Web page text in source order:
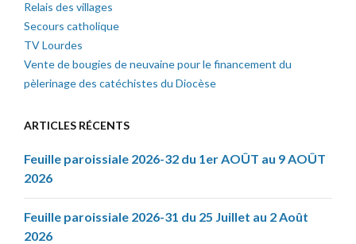
Relais des villages
Secours catholique
TV Lourdes
Vente de bougies de neuvaine pour le financement du
pèlerinage des catéchistes du Diocèse
ARTICLES RÉCENTS
Feuille paroissiale 2026-32 du 1er AOÛT au 9 AOÛT
2026
Feuille paroissiale 2026-31 du 25 Juillet au 2 Août
2026